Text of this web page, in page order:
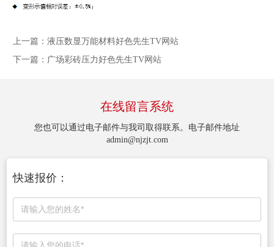
上一篇：液压数显万能材料好色先生TV网站
下一篇： 广场彩砖压力好色先生TV网站
在线留言系统
您也可以通过电子邮件与我司取得联系。电子邮件地址
admin@njzjt.com
快速报价：